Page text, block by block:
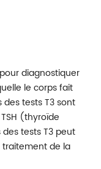
diagnostiquer
le corps fait
tests T3 sont
(thyroïde
tests T3 peut
de la